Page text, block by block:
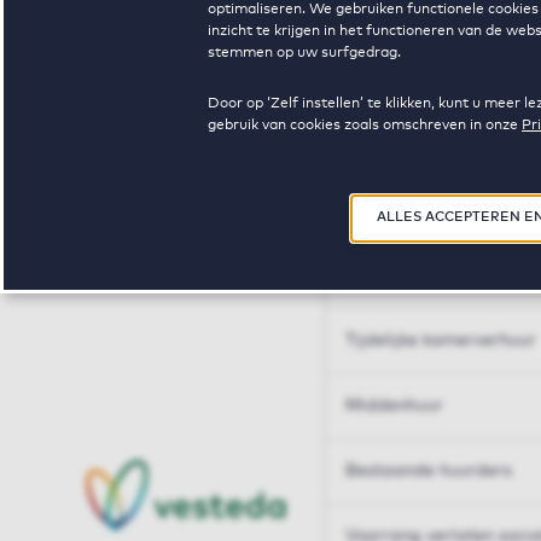
optimaliseren. We gebruiken functionele
inzicht te krijgen in het functioneren van de
stemmen op uw surfgedrag.
Door op ‘Zelf instellen’ te klikken, kunt u meer
gebruik van cookies zoals omschreven in onze
ALLES ACCEPTEREN
Huren op maat
Tijdelijke kamerverhuur
Middenhuur
Bestaande huurders
Voorrang verlaten